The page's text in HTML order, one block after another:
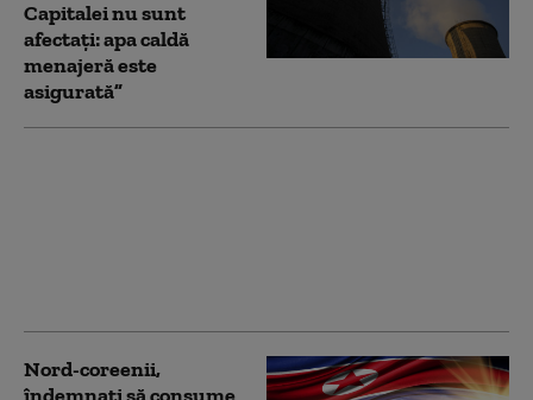
Capitalei nu sunt
afectați: apa caldă
menajeră este
asigurată”
Nord-coreenii,